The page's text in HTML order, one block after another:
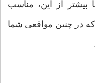
از این، مناسب
در چنین مواقعی شما